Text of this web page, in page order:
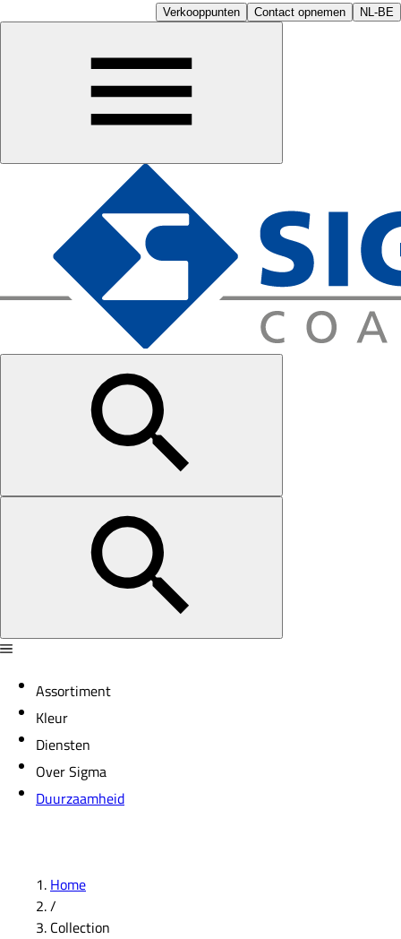
Verkooppunten Contact opnemen NL-BE
Assortiment
Kleur
Diensten
Over Sigma
Duurzaamheid
Home
/
Collection